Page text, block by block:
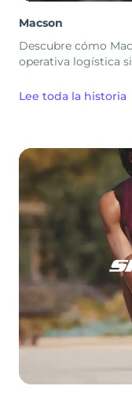
Macson
Descubre cómo
operativa logística
Lee toda la historia